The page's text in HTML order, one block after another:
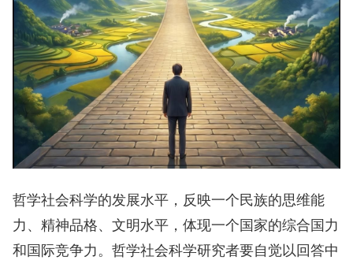
哲学社会科学的发展水平，反映一个民族的思维能
力、精神品格、文明水平，体现一个国家的综合国力
和国际竞争力。哲学社会科学研究者要自觉以回答中